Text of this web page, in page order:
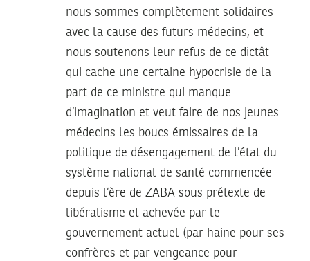
nous sommes complètement solidaires
avec la cause des futurs médecins, et
nous soutenons leur refus de ce dictât
qui cache une certaine hypocrisie de la
part de ce ministre qui manque
d’imagination et veut faire de nos jeunes
médecins les boucs émissaires de la
politique de désengagement de l’état du
système national de santé commencée
depuis l’ère de ZABA sous prétexte de
libéralisme et achevée par le
gouvernement actuel (par haine pour ses
confrères et par vengeance pour